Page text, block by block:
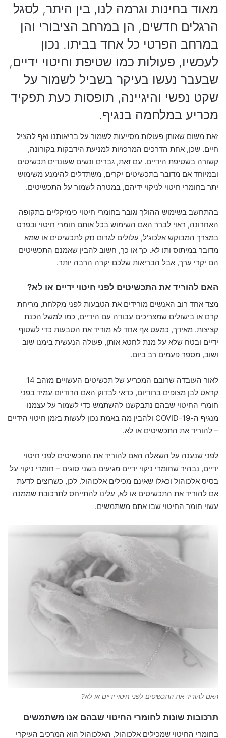
מאוד בחינות וגרמה לנו, בין היתר, לסגל
הרגלים חדשים, הן במרחב הציבורי והן
במרחב הפרטי כל אחד בביתו. נכון
לעכשיו, פעולות כמו שטיפת וחיטוי ידיים,
שבעבר נעשו בעיקר בשביל לשמור על
שקט נפשי והיגיינה, תופסות כעת תפקיד
מכריע במלחמה בנגיף.
זאת משום שאותן פעולות מסייעות לשמור על בריאותנו ואף להציל
חיים. שכן, אחת הדרכים המרכזיות למניעת הידבקות בקורונה,
קשורה בשטיפת הידיים. עם זאת, גברים ונשים שעונדים תכשיטים
ובמיוחד אם מדובר בתכשיטים יקרים, משתדלים להימנע משימוש
יתר בחומרי חיטוי לניקוי ידיהם, במטרה לשמור על התכשיטים.
בהתחשב בשימוש ההולך וגובר בחומרי חיטוי כימיקליים בתקופה
האחרונה, ראוי לברר האם השימוש בכל אותם חומרי חיטוי ובפרט
במצרך המבוקש אלכוג'ל, עלולים לגרום נזק לתכשיטים או שמא
מדובר במיתוס ותו לא. כך או כך, חשוב להבין שאמנם התכשיטים
הם יקרי ערך, אבל הבריאות שלכם יקרה הרבה יותר.
האם להוריד את התכשיטים לפני חיטוי ידיים או לא?
מצד אחד רוב האנשים מורידים את הטבעות לפני מקלחת, מריחת
קרם או בישולים שמצריכים עבודה עם הידיים, כמו למשל הכנת
קציצות. מאידך, כמעט אף אחד לא מוריד את הטבעות כדי לשטוף
ידיים ובטח שלא על מנת לחטא אותן, פעולה הנעשית בימנו שוב
ושוב, מספר פעמים רב ביום.
לאור העובדה שרובם המכריע של תכשיטים העשויים מזהב 14
קראט לבן מצופים ברודיום, כדאי לבדוק האם הרודיום עמיד בפני
חומרי החיטוי שבהם נתבקשנו להשתמש כדי לשמור על עצמנו
מנגיף ה-COVID-19 ולהבין מה באמת נכון לעשות בזמן חיטוי הידיים
– להוריד את התכשיטים או לא.
לפני שנענה על השאלה האם להוריד את התכשיטים לפני חיטוי
ידיים, נבהיר שחומרי ניקוי ידיים מגיעים בשני סוגים – חומרי ניקוי על
בסיס אלכוהול וכאלו שאינם מכילים אלכוהול. לכן, כשרוצים לדעת
אם להוריד את התכשיטים או לא, עלינו להתייחס לתרכובת שממנה
עשוי חומר החיטוי שבו אתם משתמשים.
האם להוריד את התכשיטים לפני חיטוי ידיים או לא?
תרכובות שונות לחומרי החיטוי שבהם אנו משתמשים
בחומרי החיטוי שמכילים אלכוהול, האלכוהול הוא המרכיב העיקרי